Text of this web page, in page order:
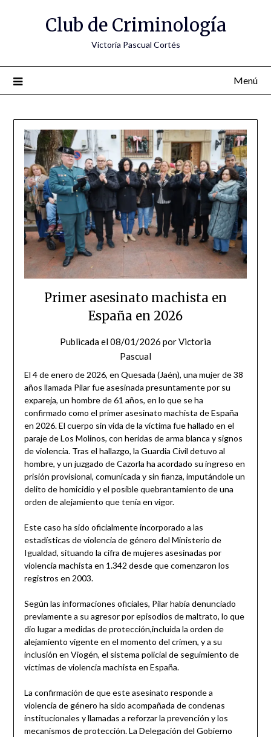
Club de Criminología
Victoria Pascual Cortés
Menú
Primer asesinato machista en
España en 2026
Publicada el08/01/2026 porVictoria
Pascual
El 4 de enero de 2026, en Quesada (Jaén), una mujer de 38
años llamada Pilar fue asesinada presuntamente por su
expareja, un hombre de 61 años, en lo que se ha
confirmado como el primer asesinato machista de España
en 2026. El cuerpo sin vida de la víctima fue hallado en el
paraje de Los Molinos, con heridas de arma blanca y signos
de violencia. Tras el hallazgo, la Guardia Civil detuvo al
hombre, y un juzgado de Cazorla ha acordado su ingreso en
prisión provisional, comunicada y sin fianza, imputándole un
delito de homicidio y el posible quebrantamiento de una
orden de alejamiento que tenía en vigor.
Este caso ha sido oficialmente incorporado a las
estadísticas de violencia de género del Ministerio de
Igualdad, situando la cifra de mujeres asesinadas por
violencia machista en 1.342 desde que comenzaron los
registros en 2003.
Según las informaciones oficiales, Pilar había denunciado
previamente a su agresor por episodios de maltrato, lo que
dio lugar a medidas de protección,incluida la orden de
alejamiento vigente en el momento del crimen, y a su
inclusión en Viogén, el sistema policial de seguimiento de
víctimas de violencia machista en España.
La confirmación de que este asesinato responde a
violencia de género ha sido acompañada de condenas
institucionales y llamadas a reforzar la prevención y los
mecanismos de protección. La Delegación del Gobierno